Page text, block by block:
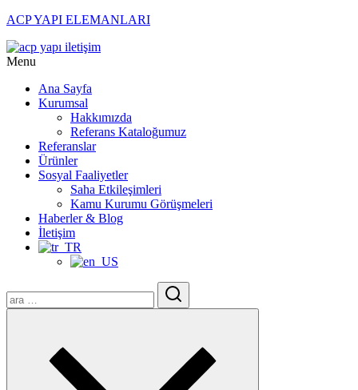
ACP YAPI ELEMANLARI
Menu
Ana Sayfa
Kurumsal
Hakkımızda
Referans Kataloğumuz
Referanslar
Ürünler
Sosyal Faaliyetler
Saha Etkileşimleri
Kamu Kurumu Görüşmeleri
Haberler & Blog
İletişim